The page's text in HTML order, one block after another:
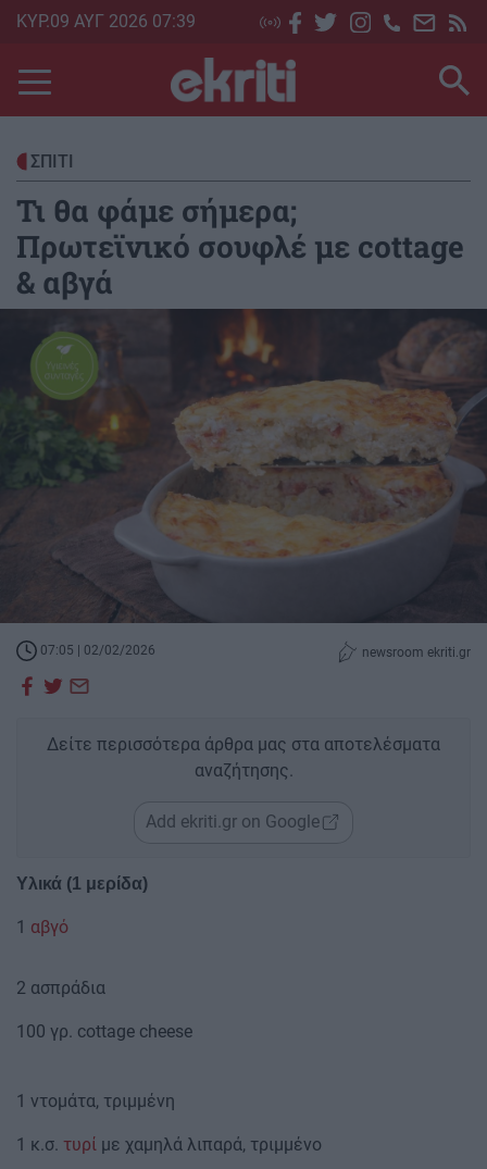
Skip
main
content
ΚΥΡ.09 ΑΥΓ 2026 07:39
ΣΠΙΤΙ
Τι θα φάμε σήμερα;
Πρωτεϊνικό σουφλέ με cottage
& αβγά
07:05 | 02/02/2026 newsroom ekriti.gr
Δείτε περισσότερα άρθρα μας στα αποτελέσματα
αναζήτησης.
Add ekriti.gr on Google
Υλικά (1 μερίδα)
1 αβγό
2 ασπράδια
100 γρ. cottage cheese
1 ντομάτα, τριμμένη
1 κ.σ. τυρί με χαμηλά λιπαρά, τριμμένο